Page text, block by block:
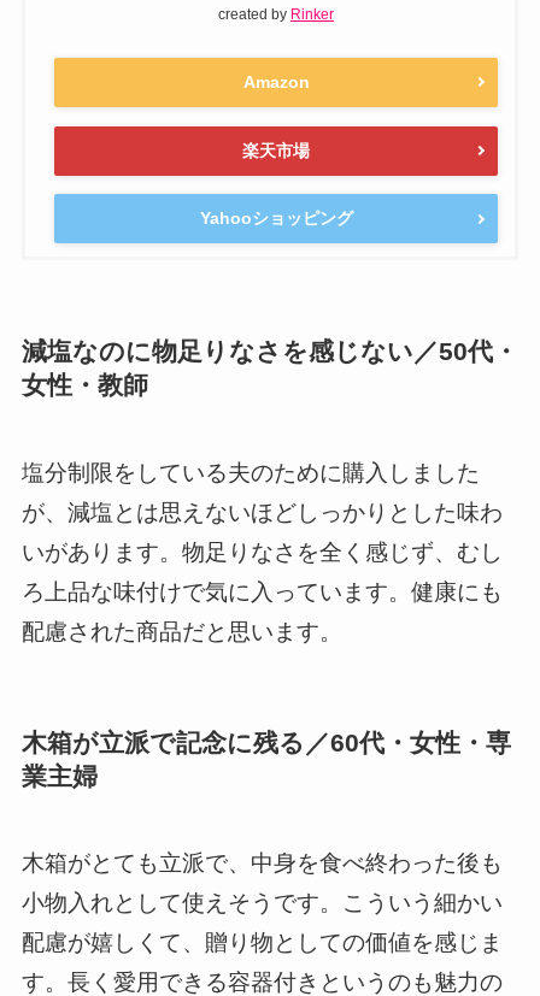
created by Rinker
Amazon
楽天市場
Yahooショッピング
減塩なのに物足りなさを感じない／50代・
女性・教師
塩分制限をしている夫のために購入しました
が、減塩とは思えないほどしっかりとした味わ
いがあります。物足りなさを全く感じず、むし
ろ上品な味付けで気に入っています。健康にも
配慮された商品だと思います。
木箱が立派で記念に残る／60代・女性・専
業主婦
木箱がとても立派で、中身を食べ終わった後も
小物入れとして使えそうです。こういう細かい
配慮が嬉しくて、贈り物としての価値を感じま
す。長く愛用できる容器付きというのも魅力の